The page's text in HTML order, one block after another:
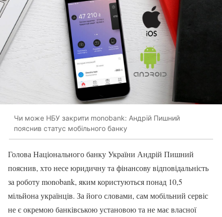
Чи може НБУ закрити monobank: Андрій Пишний
пояснив статус мобільного банку
Голова Національного банку України Андрій Пишний
пояснив, хто несе юридичну та фінансову відповідальність
за роботу monobank, яким користуються понад 10,5
мільйона українців. За його словами, сам мобільний сервіс
не є окремою банківською установою та не має власної